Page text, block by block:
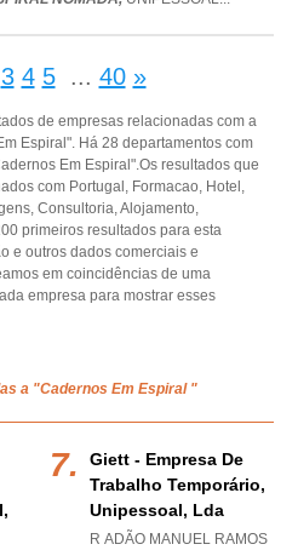
3 4 5 ... 40 »
de empresas relacionadas com a
Espiral". Há 28 departamentos com
Em Espiral".Os resultados que
com Portugal, Formacao, Hotel,
Consultoria, Alojamento,
primeiros resultados para esta
e outros dados comerciais e
em coincidências de uma
empresa para mostrar esses
a "Cadernos Em Espiral "
Giett - Empresa De
Trabalho Temporário,
Unipessoal, Lda
R ADÃO MANUEL RAMOS